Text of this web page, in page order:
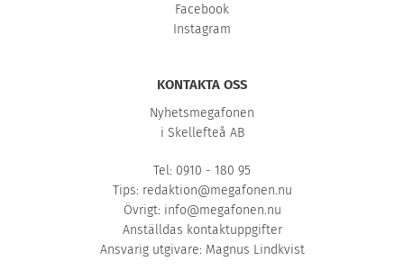
Facebook
Instagram
KONTAKTA OSS
Nyhetsmegafonen
i Skellefteå AB
Tel: 0910 - 180 95
Tips: redaktion@megafonen.nu
Övrigt: info@megafonen.nu
Anställdas kontaktuppgifter
Ansvarig utgivare: Magnus Lindkvist